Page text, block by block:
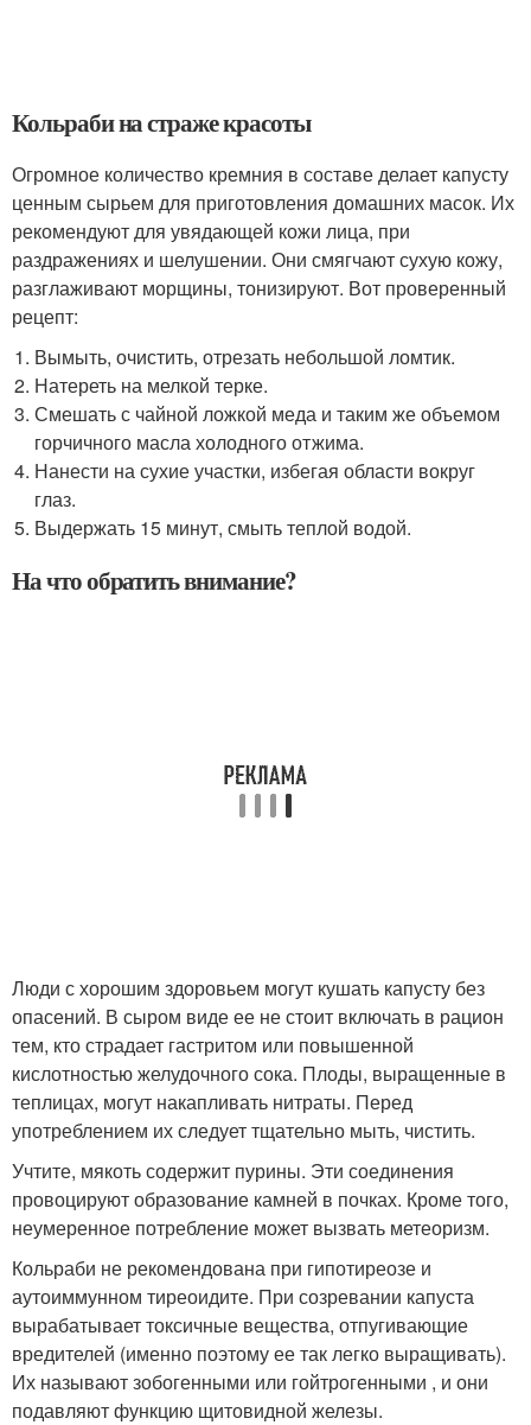
Кольраби на страже красоты
Огромное количество кремния в составе делает капусту
ценным сырьем для приготовления домашних масок. Их
рекомендуют для увядающей кожи лица, при
раздражениях и шелушении. Они смягчают сухую кожу,
разглаживают морщины, тонизируют. Вот проверенный
рецепт:
Вымыть, очистить, отрезать небольшой ломтик.
Натереть на мелкой терке.
Смешать с чайной ложкой меда и таким же объемом
горчичного масла холодного отжима.
Нанести на сухие участки, избегая области вокруг
глаз.
Выдержать 15 минут, смыть теплой водой.
На что обратить внимание?
Люди с хорошим здоровьем могут кушать капусту без
опасений. В сыром виде ее не стоит включать в рацион
тем, кто страдает гастритом или повышенной
кислотностью желудочного сока. Плоды, выращенные в
теплицах, могут накапливать нитраты. Перед
употреблением их следует тщательно мыть, чистить.
Учтите, мякоть содержит пурины. Эти соединения
провоцируют образование камней в почках. Кроме того,
неумеренное потребление может вызвать метеоризм.
Кольраби не рекомендована при гипотиреозе и
аутоиммунном тиреоидите. При созревании капуста
вырабатывает токсичные вещества, отпугивающие
вредителей (именно поэтому ее так легко выращивать).
Их называют зобогенными или гойтрогенными , и они
подавляют функцию щитовидной железы.